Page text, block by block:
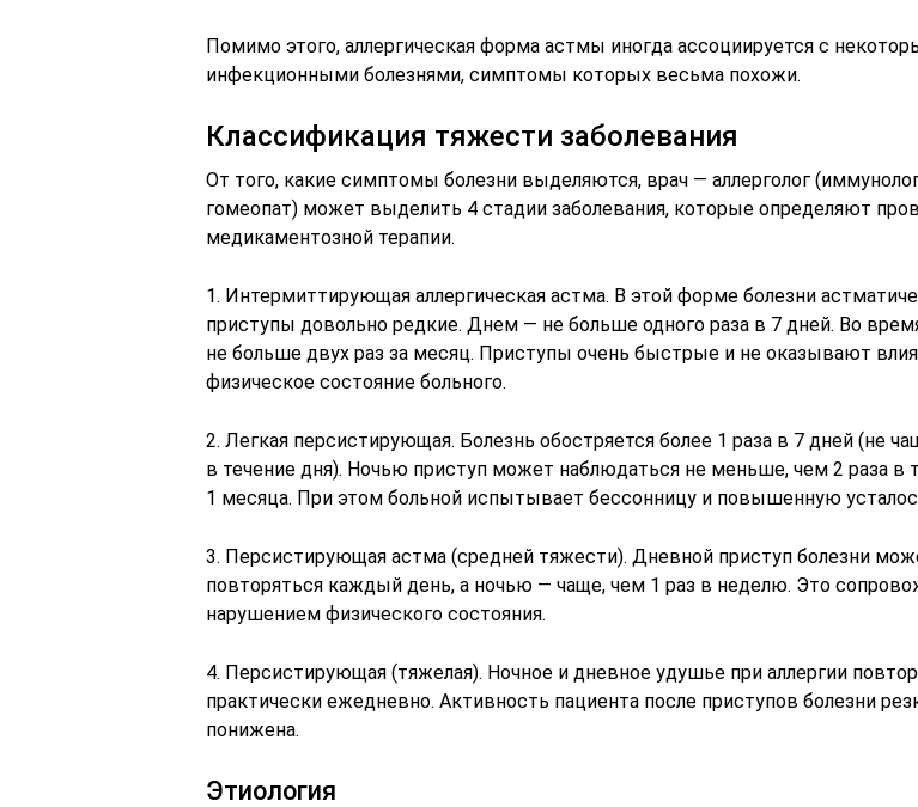
Помимо этого, аллергическая форма астмы иногда ассоциируется с
инфекционными болезнями, симптомы которых весьма похожи.
Классификация тяжести заболевания
От того, какие симптомы болезни выделяются, врач — аллерголог
гомеопат) может выделить 4 стадии заболевания, которые определяют
медикаментозной терапии.
1. Интермиттирующая аллергическая астма. В этой форме болезни
приступы довольно редкие. Днем — не больше одного раза в 7 дней. Во
не больше двух раз за месяц. Приступы очень быстрые и не оказывают
физическое состояние больного.
2. Легкая персистирующая. Болезнь обостряется более 1 раза в 7 дней (не
в течение дня). Ночью приступ может наблюдаться не меньше, чем 2 раза в
1 месяца. При этом больной испытывает бессонницу и повышенную
3. Персистирующая астма (средней тяжести). Дневной приступ болезни
повторяться каждый день, а ночью — чаще, чем 1 раз в неделю. Это
нарушением физического состояния.
4. Персистирующая (тяжелая). Ночное и дневное удушье при аллергии
практически ежедневно. Активность пациента после приступов болезни
понижена.
Этиология